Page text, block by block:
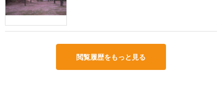
閲覧履歴をもっと見る